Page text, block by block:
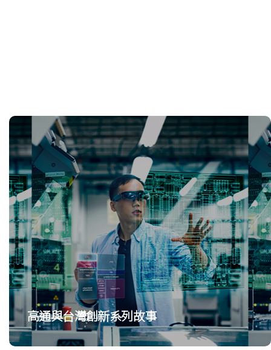
高通與台灣創新系列故事